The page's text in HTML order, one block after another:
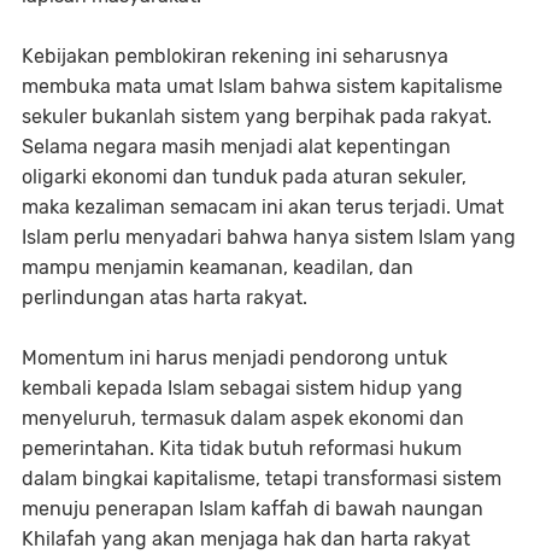
Kebijakan pemblokiran rekening ini seharusnya
membuka mata umat Islam bahwa sistem kapitalisme
sekuler bukanlah sistem yang berpihak pada rakyat.
Selama negara masih menjadi alat kepentingan
oligarki ekonomi dan tunduk pada aturan sekuler,
maka kezaliman semacam ini akan terus terjadi. Umat
Islam perlu menyadari bahwa hanya sistem Islam yang
mampu menjamin keamanan, keadilan, dan
perlindungan atas harta rakyat.
Momentum ini harus menjadi pendorong untuk
kembali kepada Islam sebagai sistem hidup yang
menyeluruh, termasuk dalam aspek ekonomi dan
pemerintahan. Kita tidak butuh reformasi hukum
dalam bingkai kapitalisme, tetapi transformasi sistem
menuju penerapan Islam kaffah di bawah naungan
Khilafah yang akan menjaga hak dan harta rakyat